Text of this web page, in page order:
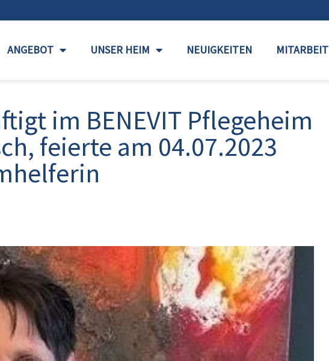
ANGEBOT UNSER HEIM NEUIGKEITEN MITARBEIT
im BENEVIT Pflegeheim
feierte am 04.07.2023